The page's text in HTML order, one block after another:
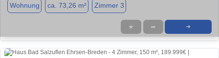
Wohnung ca. 73,26 m² Zimmer 3
★ ➦ ➜